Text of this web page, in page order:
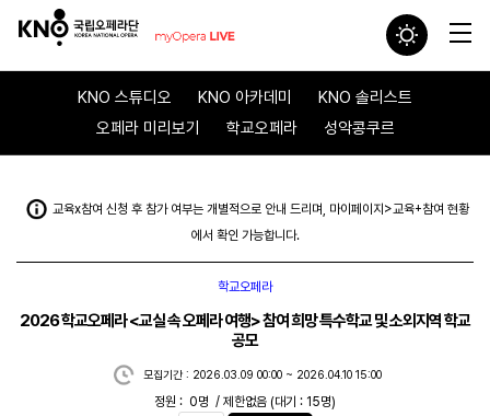
KNO 스튜디오 KNO 아카데미
KNO 솔리스트
오페라 미리보기
학교오페라 성악콩쿠르
교육x참여 신청 후 참가 여부는 개별적으로 안내 드리며, 마이페이지>교육+참여 현황
에서 확인 가능합니다.
학교오페라
2026 학교오페라 <교실 속 오페라 여행> 참여 희망 특수학교 및 소외지역 학교
공모
모집기간 : 2026.03.09 00:00 ~ 2026.04.10 15:00
정원 : 0명 / 제한없음 (대기 : 15명)